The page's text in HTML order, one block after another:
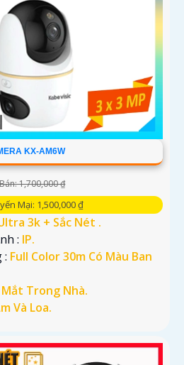
KX-AM6W
1,700,000 ₫
Mại: 1,500,000 ₫
3k + Sắc Nét .
: IP.
: Full Color 30m Có Màu Ban
Mắt Trong Nhà.
Và Loa.